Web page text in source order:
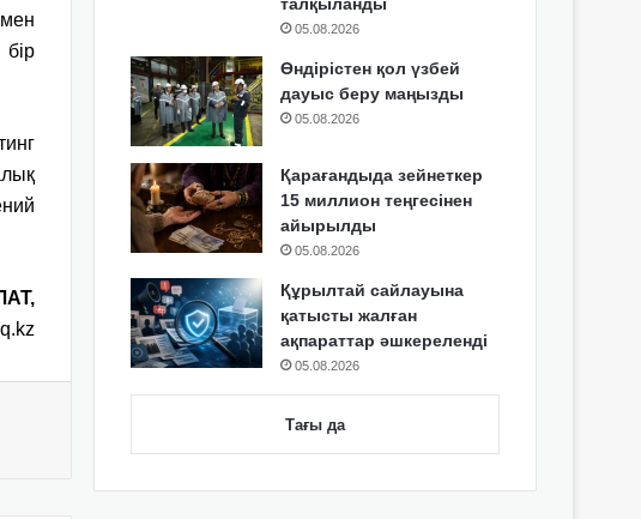
05.08.2026
Өндірістен қол үзбей
дауыс беру маңызды
05.08.2026
Қарағандыда зейнеткер
15 миллион теңгесінен
айырылды
05.08.2026
Құрылтай сайлауына
қатысты жалған
ақпараттар әшкереленді
05.08.2026
Тағы да